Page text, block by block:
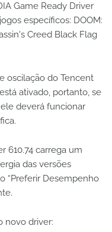
Game Ready Driver
específicos: DOOM:
Creed Black Flag
oscilação do Tencent
ativado, portanto, se
deverá funcionar
610.74 carrega um
das versões
“Preferir Desempenho
novo driver: